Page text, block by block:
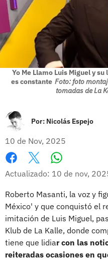
Yo Me Llamo Luis Miguel y
es constante Foto: foto
tomadas de La
Por: Nicolás Espejo
10 de Nov, 2025
Facebook
X
Actualizado: 10 de nov,
Roberto Masanti, la voz y
México' y que conquistó el
imitación de Luis Miguel,
Klub de La Kalle, donde
tiene que lidiar con las
reiteradas ocasiones en